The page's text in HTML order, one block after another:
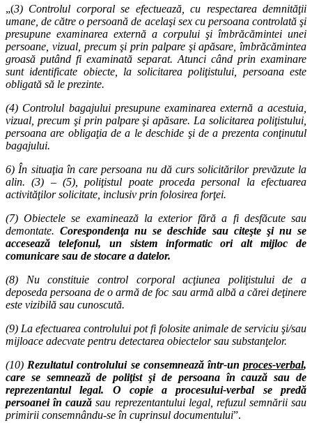
„(3) Controlul corporal se efectuează, cu respectarea demnităţii
umane, de către o persoană de acelaşi sex cu persoana controlată şi
presupune examinarea externă a corpului şi îmbrăcămintei unei
persoane, vizual, precum şi prin palpare şi apăsare, îmbrăcămintea
groasă putând fi examinată separat. Atunci când prin examinare
sunt identificate obiecte, la solicitarea poliţistului, persoana este
obligată să le prezinte.
(4) Controlul bagajului presupune examinarea externă a acestuia,
vizual, precum şi prin palpare şi apăsare. La solicitarea poliţistului,
persoana are obligaţia de a le deschide şi de a prezenta conţinutul
bagajului.
6) În situaţia în care persoana nu dă curs solicitărilor prevăzute la
alin. (3) – (5), poliţistul poate proceda personal la efectuarea
activităţilor solicitate, inclusiv prin folosirea forţei.
(7) Obiectele se examinează la exterior fără a fi desfăcute sau
demontate.Corespondenţa nu se deschide sau citeşte şi nu se
accesează telefonul, un sistem informatic ori alt mijloc de
comunicare sau de stocare a datelor.
(8) Nu constituie control corporal acţiunea poliţistului de a
deposeda persoana de o armă de foc sau armă albă a cărei deţinere
este vizibilă sau cunoscută.
(9) La efectuarea controlului pot fi folosite animale de serviciu şi/sau
mijloace adecvate pentru detectarea obiectelor sau substanţelor.
(10) Rezultatul controlului se consemnează într-unproces-verbal,
care se semnează de poliţist şi de persoana în cauză sau de
reprezentantul legal. O copie a procesului-verbal se predă
persoanei în cauză sau reprezentantului legal, refuzul semnării sau
primirii consemnându-se în cuprinsul documentului”.